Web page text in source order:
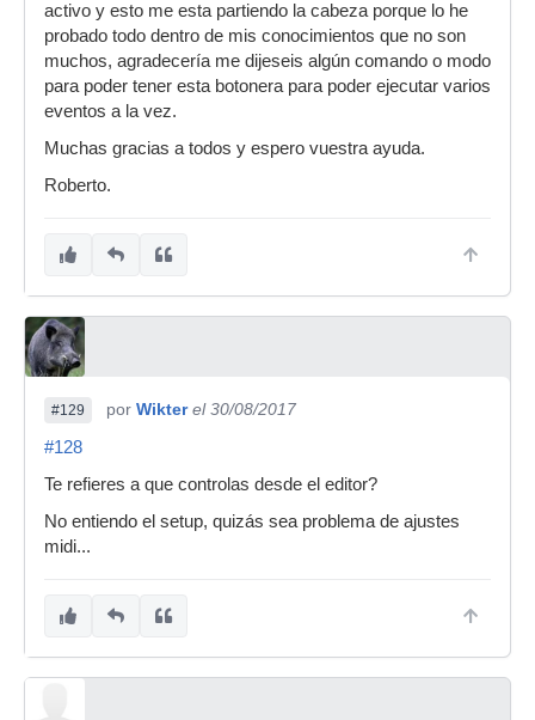
activo y esto me esta partiendo la cabeza porque lo he
probado todo dentro de mis conocimientos que no son
muchos, agradecería me dijeseis algún comando o modo
para poder tener esta botonera para poder ejecutar varios
eventos a la vez.
Muchas gracias a todos y espero vuestra ayuda.
Roberto.
#129 por Wikter el 30/08/2017
#128
Te refieres a que controlas desde el editor?
No entiendo el setup, quizás sea problema de ajustes
midi...